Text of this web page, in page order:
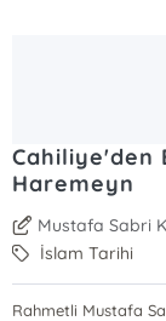
Cahiliye'den
Haremeyn
Mustafa Sabri
İslam Tarihi
Rahmetli Mustafa